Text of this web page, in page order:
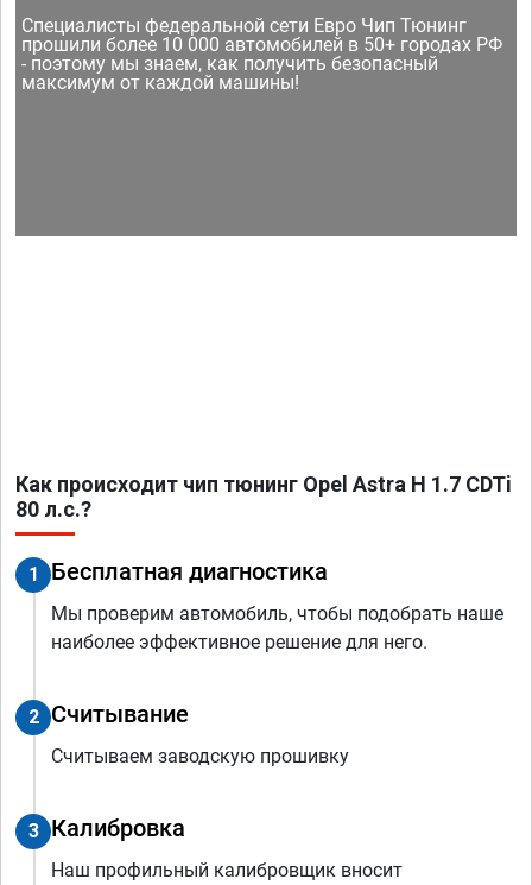
Специалисты федеральной сети Евро Чип Тюнинг
прошили более 10 000 автомобилей в 50+ городах РФ
- поэтому мы знаем, как получить безопасный
максимум от каждой машины!
Как происходит чип тюнинг Opel Astra H 1.7 CDTi
80 л.с.?
1 Бесплатная диагностика
Мы проверим автомобиль, чтобы подобрать наше
наиболее эффективное решение для него.
2 Считывание
Считываем заводскую прошивку
3 Калибровка
Наш профильный калибровщик вносит